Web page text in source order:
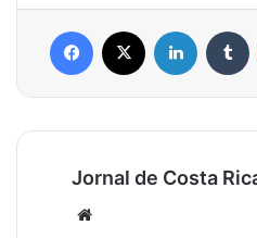
Facebook Linkedin
Jornal de Costa